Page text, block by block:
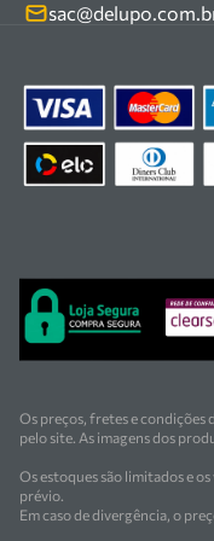
Fale conosco
Kits
Os preços, fretes e condições
pelo site. As imagens dos
Os estoques são limitados e
prévio.
Em caso de divergência, o